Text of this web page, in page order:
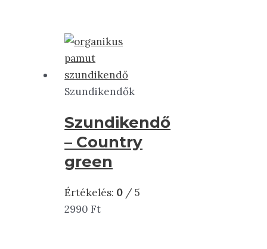
Szundikendők
Szundikendő
– Country
green
Értékelés: 0 / 5
2990Ft